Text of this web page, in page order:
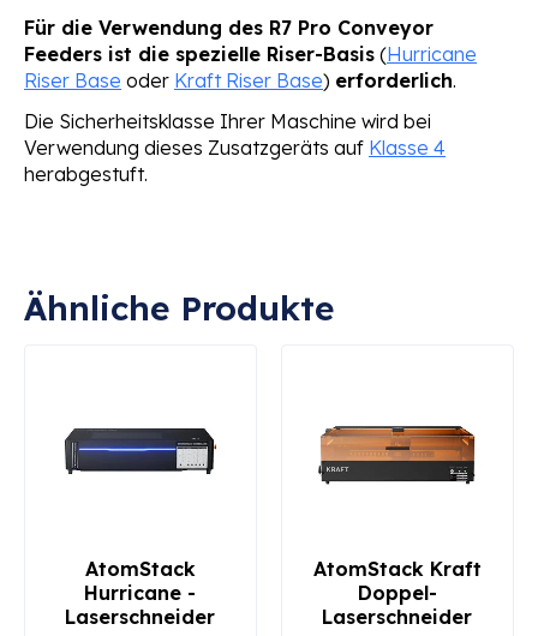
Für die Verwendung des R7 Pro Conveyor
Feeders ist die spezielle Riser-Basis (Hurricane
Riser Base oder Kraft Riser Base) erforderlich.
Die Sicherheitsklasse Ihrer Maschine wird bei
Verwendung dieses Zusatzgeräts auf Klasse 4
herabgestuft.
Ähnliche Produkte
AtomStack
Hurricane -
Laserschneider
AtomStack Kraft
Doppel-
Laserschneider